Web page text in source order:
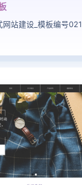
站建设_模板编号021